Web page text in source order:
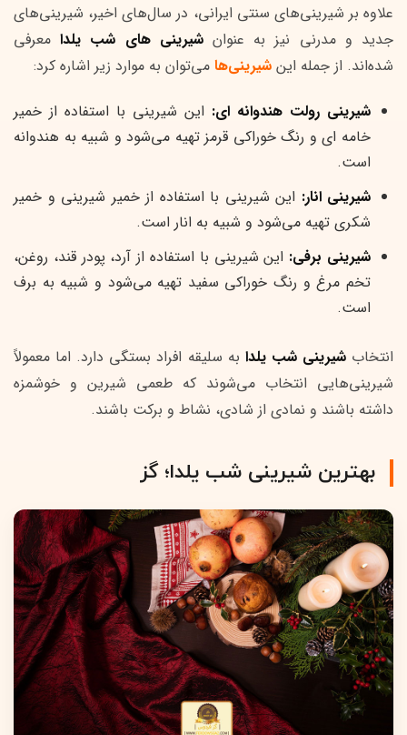
علاوه بر شیرینی‌های سنتی ایرانی، در سال‌های اخیر، شیرینی‌های
جدید و مدرنی نیز به عنوانشیرینی های شب یلدامعرفی
شده‌اند. از جمله این شیرینی‌ها می‌توان به موارد زیر اشاره کرد:
شیرینی رولت هندوانه ای: این شیرینی با استفاده از خمیر
خامه ای و رنگ خوراکی قرمز تهیه می‌شود و شبیه به هندوانه
است.
شیرینی انار: این شیرینی با استفاده از خمیر شیرینی و خمیر
شکری تهیه می‌شود و شبیه به انار است.
شیرینی برفی: این شیرینی با استفاده از آرد، پودر قند، روغن،
تخم مرغ و رنگ خوراکی سفید تهیه می‌شود و شبیه به برف
است.
انتخابشیرینی شب یلدا به سلیقه افراد بستگی دارد. اما معمولاً
شیرینی‌هایی انتخاب می‌شوند که طعمی شیرین و خوشمزه
داشته باشند و نمادی از شادی، نشاط و برکت باشند.
بهترین شیرینی شب یلدا؛ گز